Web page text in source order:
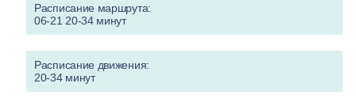
Расписание маршрута:
06-21 20-34 минут
Расписание движения:
20-34 минут